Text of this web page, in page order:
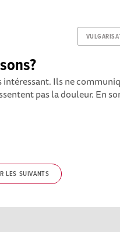
intéressant. Ils ne
pas la douleur. En
LES SUIVANTS